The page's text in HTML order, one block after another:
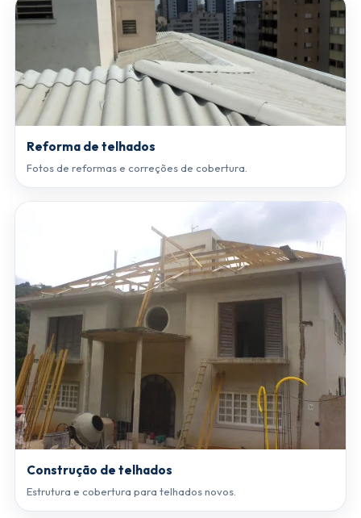
Reforma de telhados
Fotos de reformas e correções de cobertura.
Construção de telhados
Estrutura e cobertura para telhados novos.